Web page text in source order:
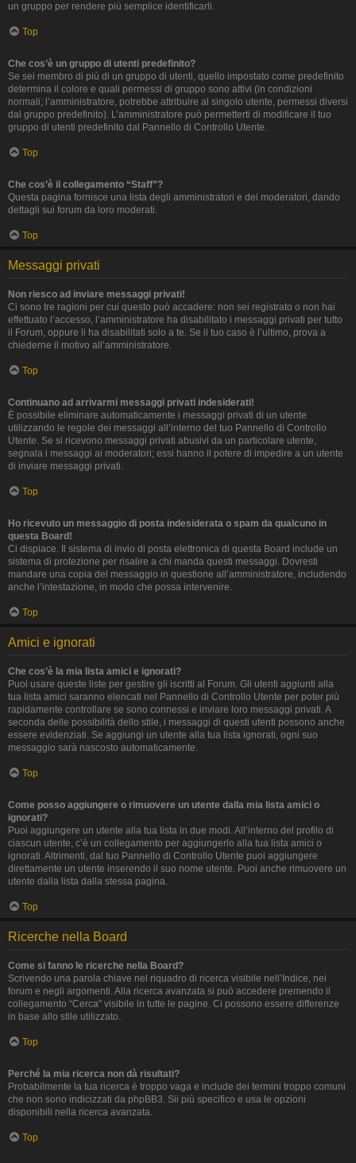
un gruppo per rendere più semplice identificarli.
Top
Che cos’è un gruppo di utenti predefinito?
Se sei membro di più di un gruppo di utenti, quello impostato come predefinito
determina il colore e quali permessi di gruppo sono attivi (in condizioni
normali; l’amministratore, potrebbe attribuire al singolo utente, permessi diversi
dal gruppo predefinito). L’amministratore può permetterti di modificare il tuo
gruppo di utenti predefinito dal Pannello di Controllo Utente.
Top
Che cos’è il collegamento “Staff”?
Questa pagina fornisce una lista degli amministratori e dei moderatori, dando
dettagli sui forum da loro moderati.
Top
Messaggi privati
Non riesco ad inviare messaggi privati!
Ci sono tre ragioni per cui questo può accadere: non sei registrato o non hai
effettuato l’accesso, l’amministratore ha disabilitato i messaggi privati per tutto
il Forum, oppure li ha disabilitati solo a te. Se il tuo caso è l’ultimo, prova a
chiederne il motivo all’amministratore.
Top
Continuano ad arrivarmi messaggi privati indesiderati!
È possibile eliminare automaticamente i messaggi privati ​​di un utente
utilizzando le regole dei messaggi all’interno del tuo Pannello di Controllo
Utente. Se si ricevono messaggi privati ​​abusivi da un particolare utente,
segnala i messaggi ai moderatori; essi hanno il potere di impedire a un utente
di inviare messaggi privati​​.
Top
Ho ricevuto un messaggio di posta indesiderata o spam da qualcuno in
questa Board!
Ci dispiace. Il sistema di invio di posta elettronica di questa Board include un
sistema di protezione per risalire a chi manda questi messaggi. Dovresti
mandare una copia del messaggio in questione all’amministratore, includendo
anche l’intestazione, in modo che possa intervenire.
Top
Amici e ignorati
Che cos’è la mia lista amici e ignorati?
Puoi usare queste liste per gestire gli iscritti al Forum. Gli utenti aggiunti alla
tua lista amici saranno elencati nel Pannello di Controllo Utente per poter più
rapidamente controllare se sono connessi e inviare loro messaggi privati. A
seconda delle possibilità dello stile, i messaggi di questi utenti possono anche
essere evidenziati. Se aggiungi un utente alla tua lista ignorati, ogni suo
messaggio sarà nascosto automaticamente.
Top
Come posso aggiungere o rimuovere un utente dalla mia lista amici o
ignorati?
Puoi aggiungere un utente alla tua lista in due modi. All’interno del profilo di
ciascun utente, c’è un collegamento per aggiungerlo alla tua lista amici o
ignorati. Altrimenti, dal tuo Pannello di Controllo Utente puoi aggiungere
direttamente un utente inserendo il suo nome utente. Puoi anche rimuovere un
utente dalla lista dalla stessa pagina.
Top
Ricerche nella Board
Come si fanno le ricerche nella Board?
Scrivendo una parola chiave nel riquadro di ricerca visibile nell’Indice, nei
forum e negli argomenti. Alla ricerca avanzata si può accedere premendo il
collegamento “Cerca” visibile in tutte le pagine. Ci possono essere differenze
in base allo stile utilizzato.
Top
Perché la mia ricerca non dà risultati?
Probabilmente la tua ricerca è troppo vaga e include dei termini troppo comuni
che non sono indicizzati da phpBB3. Sii più specifico e usa le opzioni
disponibili nella ricerca avanzata.
Top